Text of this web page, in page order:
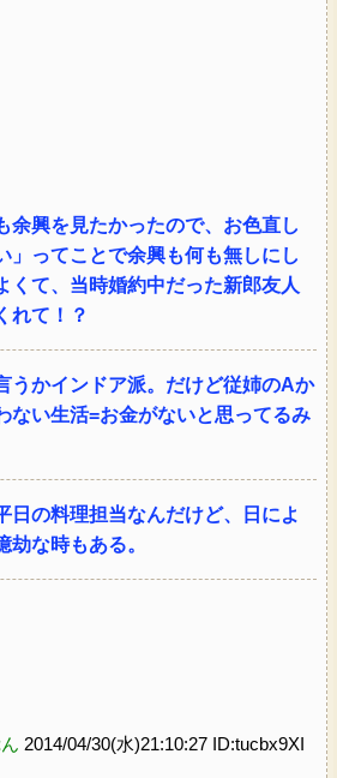
余興を見たかったので、お色直し
」ってことで余興も何も無しにし
くて、当時婚約中だった新郎友人
れて！？
うかインドア派。だけど従姉のAか
ない生活=お金がないと思ってるみ
日の料理担当なんだけど、日によ
劫な時もある。
2014/04/30(水)21:10:27 ID:tucbx9XI